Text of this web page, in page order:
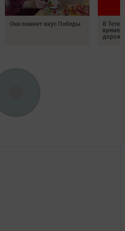
Она помнит вкус Победы
В